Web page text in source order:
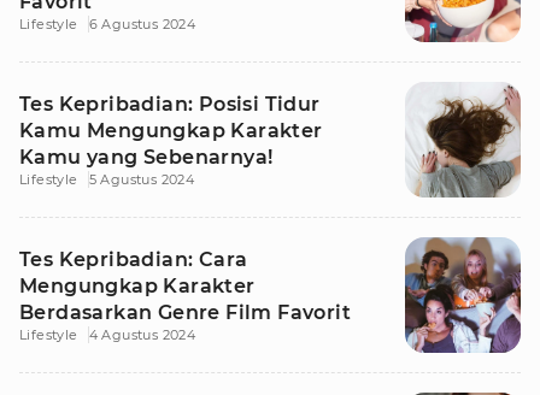
Lifestyle 6 Agustus 2024
Tes Kepribadian: Posisi Tidur
Kamu Mengungkap Karakter
Kamu yang Sebenarnya!
Lifestyle 5 Agustus 2024
Tes Kepribadian: Cara
Mengungkap Karakter
Berdasarkan Genre Film Favorit
Lifestyle 4 Agustus 2024